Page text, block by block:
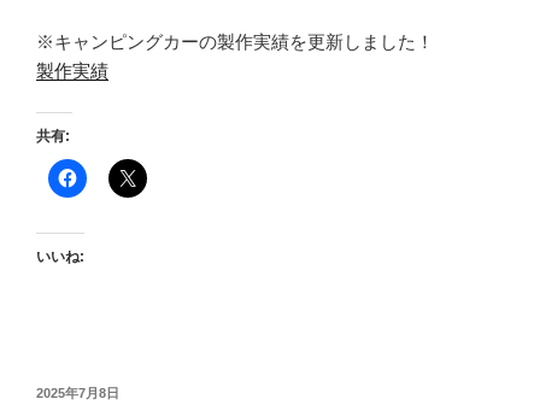
※キャンピングカーの製作実績を更新しました！
製作実績
共有:
いいね:
投
2025年7月8日